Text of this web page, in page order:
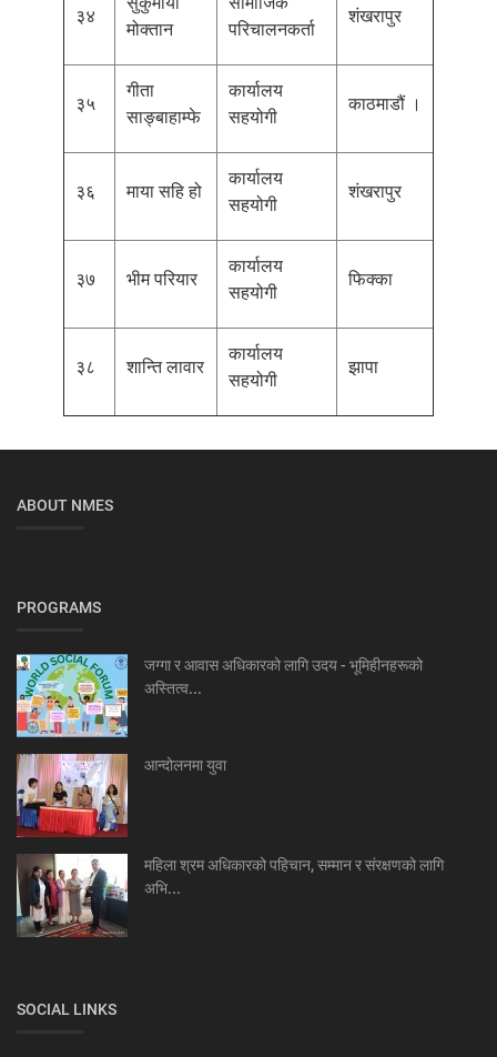
३४
मोक्तान
परिचालनकर्ता
शंखरापुर
३५
गीता
साङ्बाहाम्फे
कार्यालय
सहयोगी
काठमाडौं ।
३६ माया सहि हो
कार्यालय
सहयोगी
शंखरापुर
३७ भीम परियार
कार्यालय
सहयोगी
फिक्का
३८ शान्ति लावार
कार्यालय
सहयोगी
झापा
ABOUT NMES
PROGRAMS
जग्गा र आवास अधिकारको लागि उदय - भूमिहीनहरूको
अस्तित्व...
आन्दोलनमा युवा
महिला श्रम अधिकारको पहिचान, सम्मान र संरक्षणको लागि
अभि...
SOCIAL LINKS